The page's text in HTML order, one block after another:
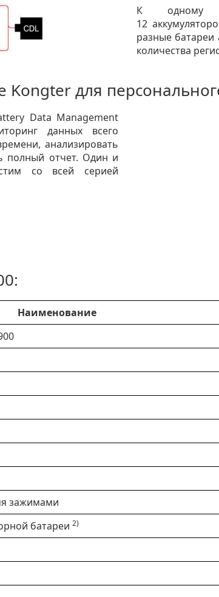
К одному
12
разные батареи
количества
для
Data Management
данных всего
анализировать
полный отчет. Один и
со всей серией
Наименование
зажимами
батареи 2)